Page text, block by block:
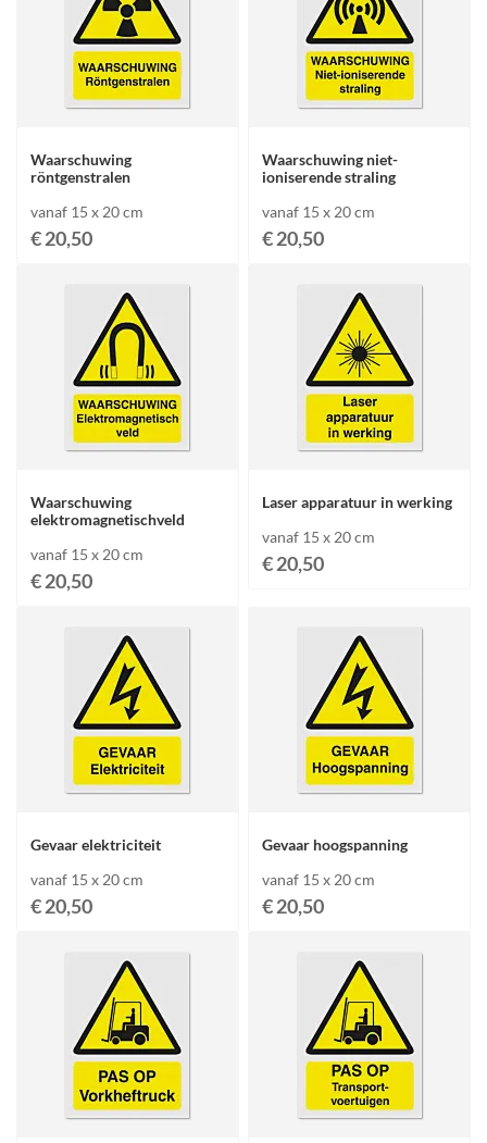
Waarschuwing
röntgenstralen
vanaf 15 x 20 cm
€ 20,50
Waarschuwing niet-
ioniserende straling
vanaf 15 x 20 cm
€ 20,50
Waarschuwing
elektromagnetischveld
vanaf 15 x 20 cm
€ 20,50
Laser apparatuur in werking
vanaf 15 x 20 cm
€ 20,50
Gevaar elektriciteit
vanaf 15 x 20 cm
€ 20,50
Gevaar hoogspanning
vanaf 15 x 20 cm
€ 20,50